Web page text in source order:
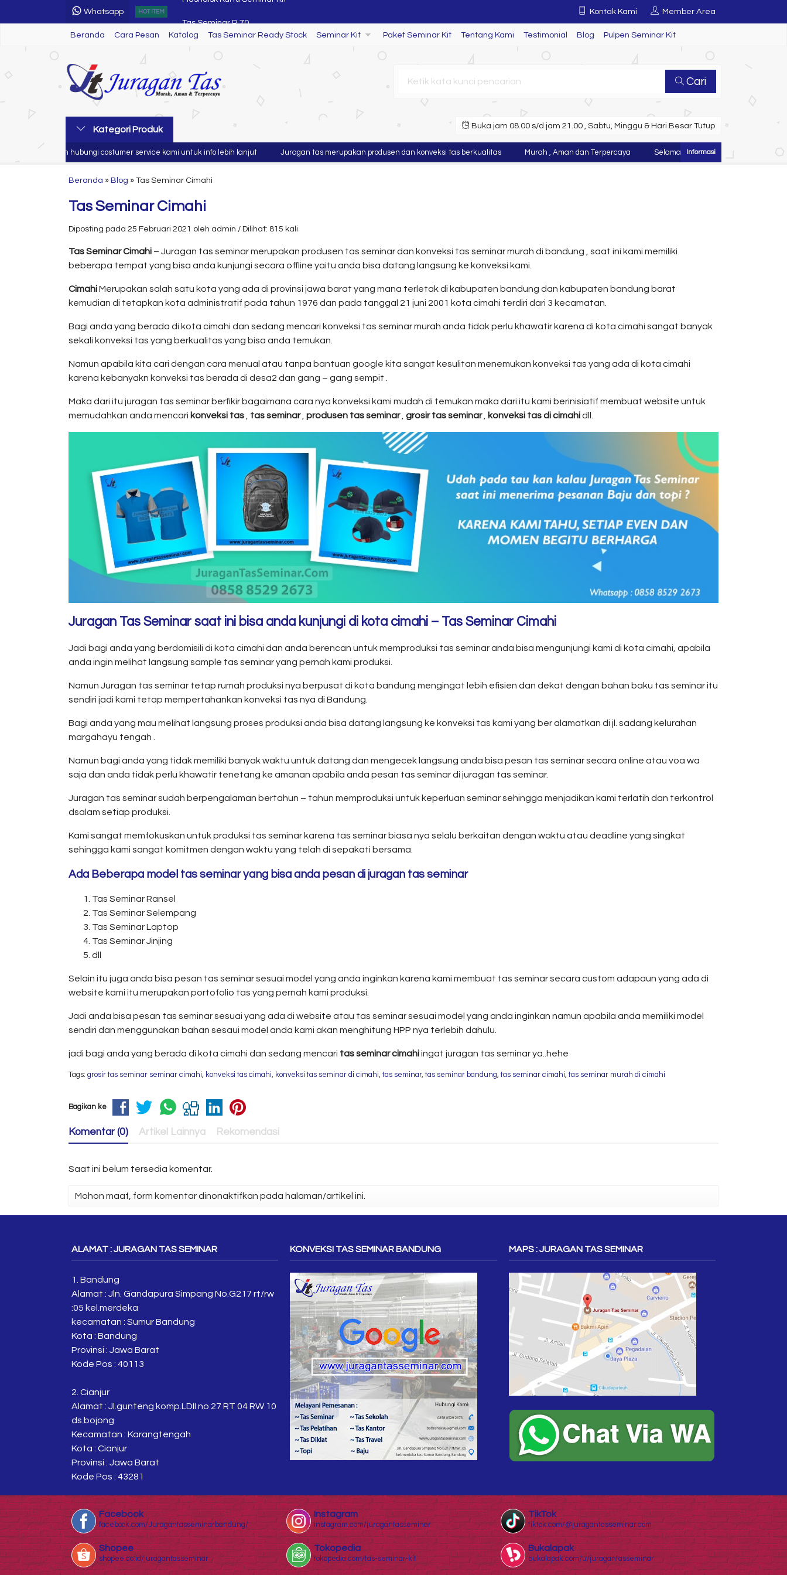
Whatsapp HOT ITEM
Tas Seminar R 80
Tas Seminar Laptop
Tas Seminar R 13
Tas Seminar SL 69
Flashdisk Kartu Seminar Kit
Kontak Kami Member Area
Beranda Cara Pesan Katalog Tas Seminar Ready Stock Seminar Kit Paket Seminar Kit Tentang Kami Testimonial Blog Pulpen Seminar Kit
Cari
Kategori Produk Buka jam 08.00 s/d jam 21.00 , Sabtu, Minggu & Hari Besar Tutup
Silahkan hubungi costumer service kami untuk info lebih lanjut Juragan tas merupakan produsen dan konveksi tas berkualitas Murah , Aman dan Terpercaya Selamat Datang di Website Juragan Tas ~
Beranda » Blog » Tas Seminar Cimahi
Tas Seminar Cimahi
Diposting pada 25 Februari 2021 oleh admin / Dilihat: 815 kali
Tas Seminar Cimahi – Juragan tas seminar merupakan produsen tas seminar dan konveksi tas seminar murah di bandung , saat ini kami memiliki
beberapa tempat yang bisa anda kunjungi secara offline yaitu anda bisa datang langsung ke konveksi kami.
CimahiMerupakan salah satu kota yang ada di provinsi jawa barat yang mana terletak di kabupaten bandung dan kabupaten bandung barat
kemudian di tetapkan kota administratif pada tahun 1976 dan pada tanggal 21 juni 2001 kota cimahi terdiri dari 3 kecamatan.
Bagi anda yang berada di kota cimahi dan sedang mencari konveksi tas seminar murah anda tidak perlu khawatir karena di kota cimahi sangat banyak
sekali konveksi tas yang berkualitas yang bisa anda temukan.
Namun apabila kita cari dengan cara menual atau tanpa bantuan google kita sangat kesulitan menemukan konveksi tas yang ada di kota cimahi
karena kebanyakn konveksi tas berada di desa2 dan gang – gang sempit .
Maka dari itu juragan tas seminar berfikir bagaimana cara nya konveksi kami mudah di temukan maka dari itu kami berinisiatif membuat website untuk
memudahkan anda mencari konveksi tas tas seminar, produsen tas seminar, grosir tas seminar, konveksi tas di cimahidll.
Juragan Tas Seminar saat ini bisa anda kunjungi di kota cimahi – Tas Seminar Cimahi
Jadi bagi anda yang berdomisili di kota cimahi dan anda berencan untuk memproduksi tas seminar anda bisa mengunjungi kami di kota cimahi, apabila
anda ingin melihat langsung sample tas seminar yang pernah kami produksi.
Namun Juragan tas seminar tetap rumah produksi nya berpusat di kota bandung mengingat lebih efisien dan dekat dengan bahan baku tas seminar itu
sendiri jadi kami tetap mempertahankan konveksi tas nya di Bandung.
Bagi anda yang mau melihat langsung proses produksi anda bisa datang langsung ke konveksi tas kami yang ber alamatkan di jl. sadang kelurahan
margahayu tengah .
Namun bagi anda yang tidak memiliki banyak waktu untuk datang dan mengecek langsung anda bisa pesan tas seminar secara online atau voa wa
saja dan anda tidak perlu khawatir tenetang ke amanan apabila anda pesan tas seminar di juragan tas seminar.
Juragan tas seminar sudah berpengalaman bertahun – tahun memproduksi untuk keperluan seminar sehingga menjadikan kami terlatih dan terkontrol
dsalam setiap produksi.
Kami sangat memfokuskan untuk produksi tas seminar karena tas seminar biasa nya selalu berkaitan dengan waktu atau deadline yang singkat
sehingga kami sangat komitmen dengan waktu yang telah di sepakati bersama.
Ada Beberapa model tas seminar yang bisa anda pesan di juragan tas seminar
Tas Seminar Ransel
Tas Seminar Selempang
Tas Seminar Laptop
Tas Seminar Jinjing
dll
Selain itu juga anda bisa pesan tas seminar sesuai model yang anda inginkan karena kami membuat tas seminar secara custom adapaun yang ada di
website kami itu merupakan portofolio tas yang pernah kami produksi.
Jadi anda bisa pesan tas seminar sesuai yang ada di website atau tas seminar sesuai model yang anda inginkan namun apabila anda memiliki model
sendiri dan menggunakan bahan sesaui model anda kami akan menghitung HPP nya terlebih dahulu.
jadi bagi anda yang berada di kota cimahi dan sedang mencari tas seminar cimahiingat juragan tas seminar ya..hehe
Tags: grosir tas seminar seminar cimahi, konveksi tas cimahi, konveksi tas seminar di cimahi,tas seminar,tas seminar bandung,tas seminar cimahi,tas seminar murah di cimahi
Bagikan ke
Komentar (0) Artikel Lainnya Rekomendasi
Saat ini belum tersedia komentar.
Mohon maaf, form komentar dinonaktifkan pada halaman/artikel ini.
ALAMAT : JURAGAN TAS SEMINAR
1. Bandung
Alamat : Jln. Gandapura Simpang No.G217 rt/rw
:05 kel.merdeka
kecamatan : Sumur Bandung
Kota : Bandung
Provinsi : Jawa Barat
Kode Pos : 40113
2. Cianjur
Alamat : Jl.gunteng komp.LDII no 27 RT 04 RW 10
ds.bojong
Kecamatan : Karangtengah
Kota : Cianjur
Provinsi : Jawa Barat
Kode Pos : 43281
KONVEKSI TAS SEMINAR BANDUNG MAPS : JURAGAN TAS SEMINAR
Facebook
facebook.com/Juragantasseminarbandung/
Instagram
instagram.com/juragantasseminar
TikTok
tiktok.com/@juragantasseminar.com
Shopee
shopee.co.id/juragantasseminar
Tokopedia
tokopedia.com/tas-seminar-kit
Bukalapak
bukalapak.com/u/juragantasseminar